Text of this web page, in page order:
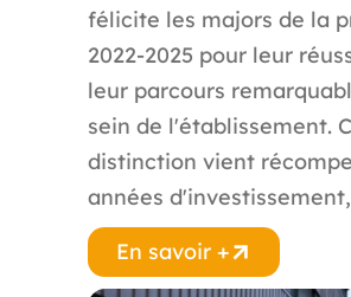
félicite les majors de la
2022-2025 pour leur
leur parcours
sein de l'établissement.
distinction vient
années
En savoir +